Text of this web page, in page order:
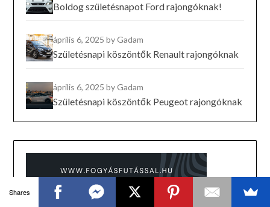
Boldog születésnapot Ford rajongóknak!
április 6, 2025by Gadam
Születésnapi köszöntők Renault rajongóknak
április 6, 2025by Gadam
Születésnapi köszöntők Peugeot rajongóknak
Shares